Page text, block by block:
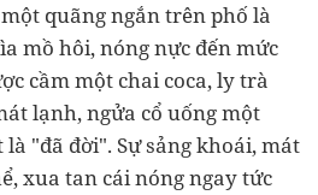
quãng ngắn trên phố là
mồ hôi, nóng nực đến mức
cầm một chai coca, ly trà
lạnh, ngửa cổ uống một
"đã đời". Sự sảng khoái, mát
xua tan cái nóng ngay tức